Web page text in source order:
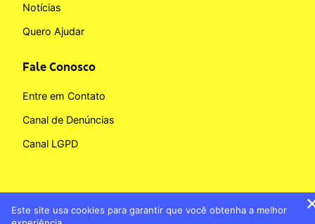
Notícias
Quero Ajudar
Fale Conosco
Entre em Contato
Canal de Denúncias
Canal LGPD
Este site usa cookies para garantir que você obtenha a melhor